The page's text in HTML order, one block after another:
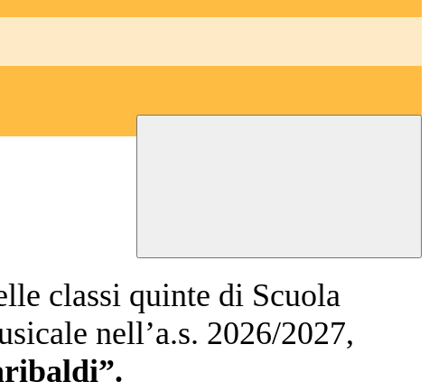
classi quinte di Scuola
nell’a.s. 2026/2027,